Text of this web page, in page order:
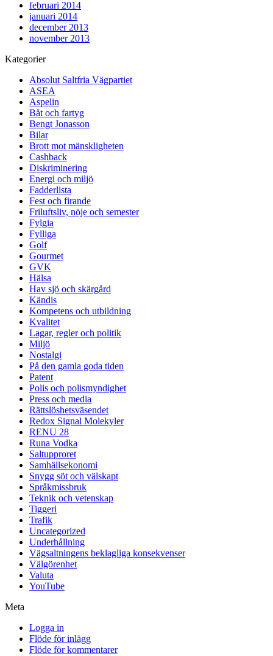
februari 2014
januari 2014
december 2013
november 2013
Kategorier
Absolut Saltfria Vägpartiet
ASEA
Aspelin
Båt och fartyg
Bengt Jonasson
Bilar
Brott mot mänskligheten
Cashback
Diskriminering
Energi och miljö
Fadderlista
Fest och firande
Friluftsliv, nöje och semester
Fylgia
Fylliga
Golf
Gourmet
GVK
Hälsa
Hav sjö och skärgård
Kändis
Kompetens och utbildning
Kvalitet
Lagar, regler och politik
Miljö
Nostalgi
På den gamla goda tiden
Patent
Polis och polismyndighet
Press och media
Rättslöshetsväsendet
Redox Signal Molekyler
RENU 28
Runa Vodka
Saltupproret
Samhällsekonomi
Snygg söt och välskapt
Språkmissbruk
Teknik och vetenskap
Tiggeri
Trafik
Uncategorized
Underhållning
Vägsaltningens beklagliga konsekvenser
Välgörenhet
Valuta
YouTube
Meta
Logga in
Flöde för inlägg
Flöde för kommentarer